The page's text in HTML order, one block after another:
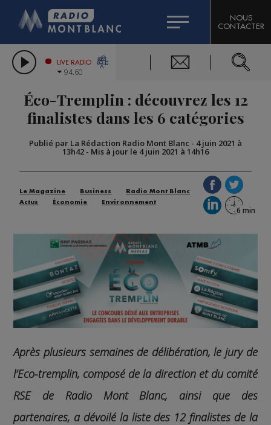
LES CHRONIQUES DE L'EXPERT
CITIZEN MACHINERY
GRAND MASSIF DOMAINES SKIABLES
BIGARD
COMPAGNIE DU MONT-BLANC
NOUS
CONTACTER
LIVE RADIO
94.60
Éco-Tremplin : découvrez les 12
finalistes dans les 6 catégories
Publié par La Rédaction Radio Mont Blanc - 4 juin 2021 à
13h42 - Mis à jour le 4 juin 2021 à 14h16
Le Magazine Business
Radio Mont Blanc
Actus
Économie Environnement
Après plusieurs semaines de délibération, le jury de
l’Eco-tremplin, composé de la direction et du comité
RSE de Radio Mont Blanc, ainsi que des
partenaires, a dévoilé la liste des 12 finalistes de la